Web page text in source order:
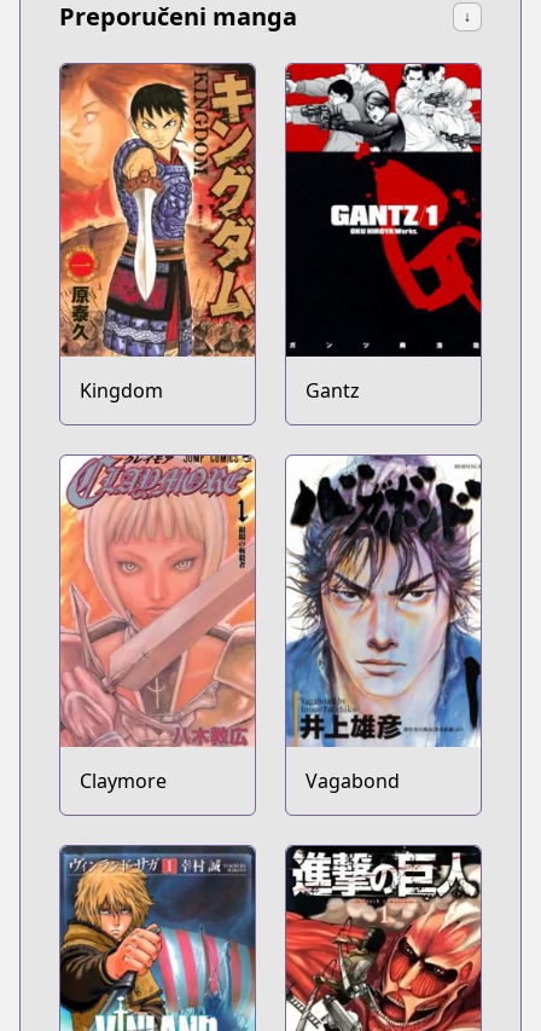
Preporučeni manga ↓
Kingdom Gantz
Claymore Vagabond